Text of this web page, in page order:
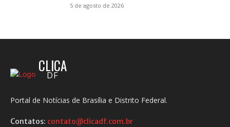
5 de agosto de 2026
CLICA
DF
Portal de Notícias de Brasília e Distrito Federal.
Contatos: contato@clicadf.com.br